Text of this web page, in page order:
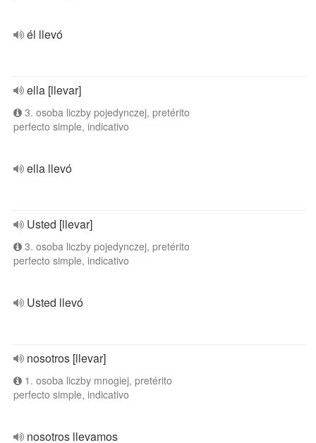
él llevó
ella [llevar]
3. osoba liczby pojedynczej, pretérito
perfecto simple, indicativo
ella llevó
Usted [llevar]
3. osoba liczby pojedynczej, pretérito
perfecto simple, indicativo
Usted llevó
nosotros [llevar]
1. osoba liczby mnogiej, pretérito
perfecto simple, indicativo
nosotros llevamos